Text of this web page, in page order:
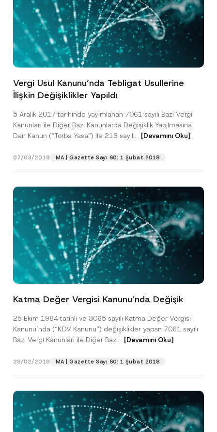
Vergi Usul Kanunu’nda Tebligat Usullerine
İlişkin Değişiklikler Yapıldı
5 Aralık 2017 tarihinde yayımlanan 7061 sayılı Bazı Vergi
Kanunları ile Diğer Bazı Kanunlarda Değişiklik Yapılmasına
Dair Kanun (“Torba Yasa”) ile 213 sayılı... [Devamını Oku]
07/03/2018 MA | Gazette Sayı 60: 1 Şubat 2018
Katma Değer Vergisi Kanunu’nda Değişik
25 Ekim 1984 tarihli ve 3065 sayılı Katma Değer Vergisi
Kanunu’nda (“KDV Kanunu”) değişiklikler yapan 7061 sayılı
Bazı Vergi Kanunları ile Diğer Bazı... [Devamını Oku]
28/02/2018 MA | Gazette Sayı 60: 1 Şubat 2018
e
*